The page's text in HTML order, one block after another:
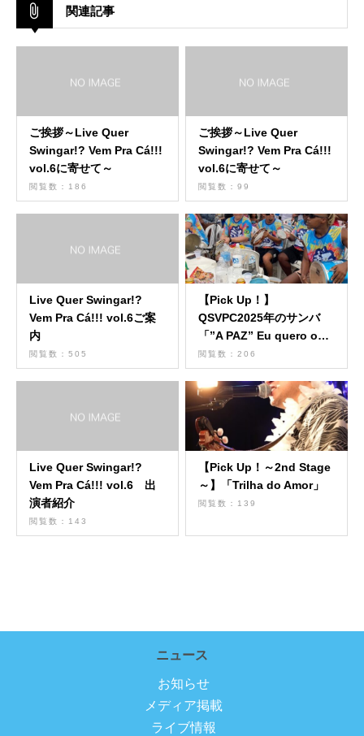
関連記事
ご挨拶～Live Quer
Swingar!? Vem Pra Cá!!!
vol.6に寄せて～
閲覧数：186
ご挨拶～Live Quer
Swingar!? Vem Pra Cá!!!
vol.6に寄せて～
閲覧数：99
Live Quer Swingar!?
Vem Pra Cá!!! vol.6ご案
内
閲覧数：505
【Pick Up！】
QSVPC2025年のサンバ
「”A PAZ” Eu quero o
mundo melhor！」
閲覧数：206
Live Quer Swingar!?
Vem Pra Cá!!! vol.6 出
演者紹介
閲覧数：143
【Pick Up！～2nd Stage
～】「Trilha do Amor」
閲覧数：139
ニュース
お知らせ
メディア掲載
ライブ情報